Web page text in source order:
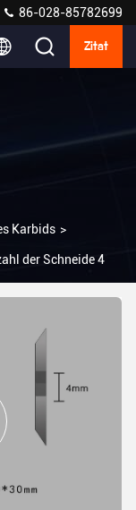
86-028-85782699
Zitat
Karbids >
der Schneide 4